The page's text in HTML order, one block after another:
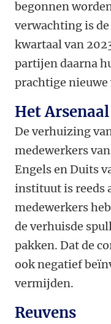
begonnen
verwachting is
kwartaal van
partijen daarna
prachtige
Het Arsenaal
De verhuizing
medewerkers
Engels en Duits
instituut is reeds
medewerkers
de verhuisde
pakken. Dat de
ook negatief
vermijden.
Reuvens